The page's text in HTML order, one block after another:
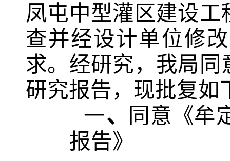
凤屯中型灌区建设工
查并经设计单位修
求。 经研究，我局
研究报告， 现批复如
一、
同意《牟
报告》